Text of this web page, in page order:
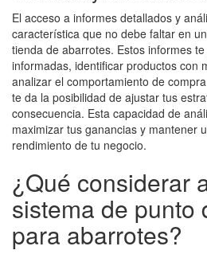
El acceso a informes detallados y
característica que no debe faltar en
tienda de abarrotes. Estos informes
informadas, identificar productos con
analizar el comportamiento de
te da la posibilidad de ajustar tus
consecuencia. Esta capacidad de
maximizar tus ganancias y mantener
rendimiento de tu negocio.
¿Qué considerar
sistema de punto
para abarrotes?